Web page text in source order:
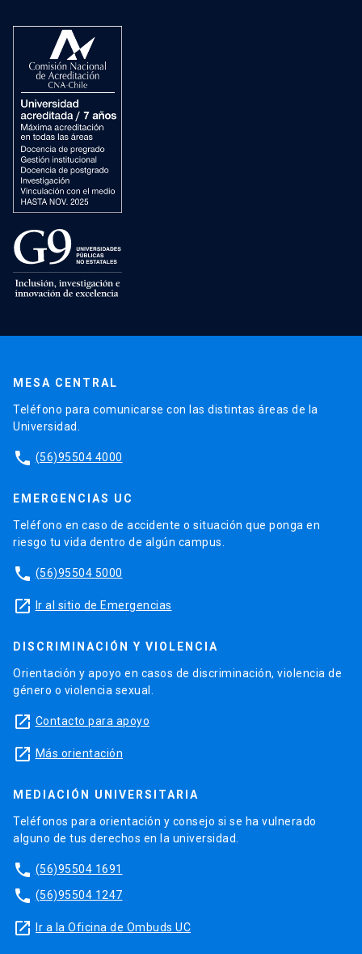
MESA CENTRAL
Teléfono para comunicarse con las distintas áreas de la
Universidad.
phone (56)95504 4000
EMERGENCIAS UC
Teléfono en caso de accidente o situación que ponga en
riesgo tu vida dentro de algún campus.
phone (56)95504 5000
launch Ir al sitio de Emergencias
DISCRIMINACIÓN Y VIOLENCIA
Orientación y apoyo en casos de discriminación, violencia de
género o violencia sexual.
launch Contacto para apoyo
launch Más orientación
MEDIACIÓN UNIVERSITARIA
Teléfonos para orientación y consejo si se ha vulnerado
alguno de tus derechos en la universidad.
phone (56)95504 1691
phone (56)95504 1247
launch Ir a la Oficina de Ombuds UC